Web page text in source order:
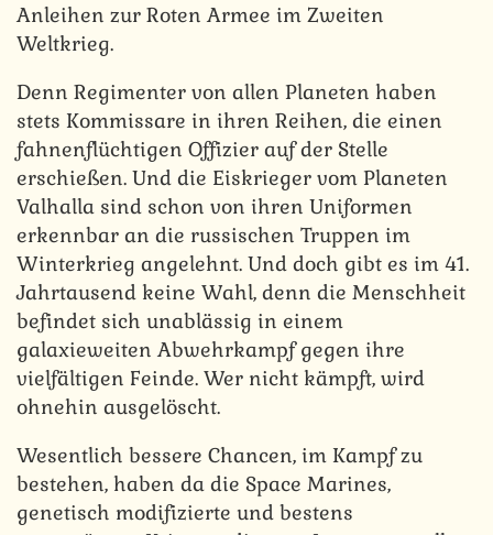
Anleihen zur Roten Armee im Zweiten
Weltkrieg.
Denn Regimenter von allen Planeten haben
stets Kommissare in ihren Reihen, die einen
fahnenflüchtigen Offizier auf der Stelle
erschießen. Und die Eiskrieger vom Planeten
Valhalla sind schon von ihren Uniformen
erkennbar an die russischen Truppen im
Winterkrieg angelehnt. Und doch gibt es im 41.
Jahrtausend keine Wahl, denn die Menschheit
befindet sich unablässig in einem
galaxieweiten Abwehrkampf gegen ihre
vielfältigen Feinde. Wer nicht kämpft, wird
ohnehin ausgelöscht.
Wesentlich bessere Chancen, im Kampf zu
bestehen, haben da die Space Marines,
genetisch modifizierte und bestens